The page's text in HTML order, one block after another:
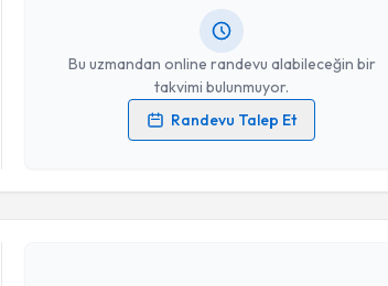
Bu uzmandan online randevu alabileceğin bir
takvimi bulunmuyor.
Randevu Talep Et
Kişisel verilerimin işlenmesine ilişkinAydınlatma Metni
Randevu Takvimi Talebi
Aile Danışmanı Aysun Polat